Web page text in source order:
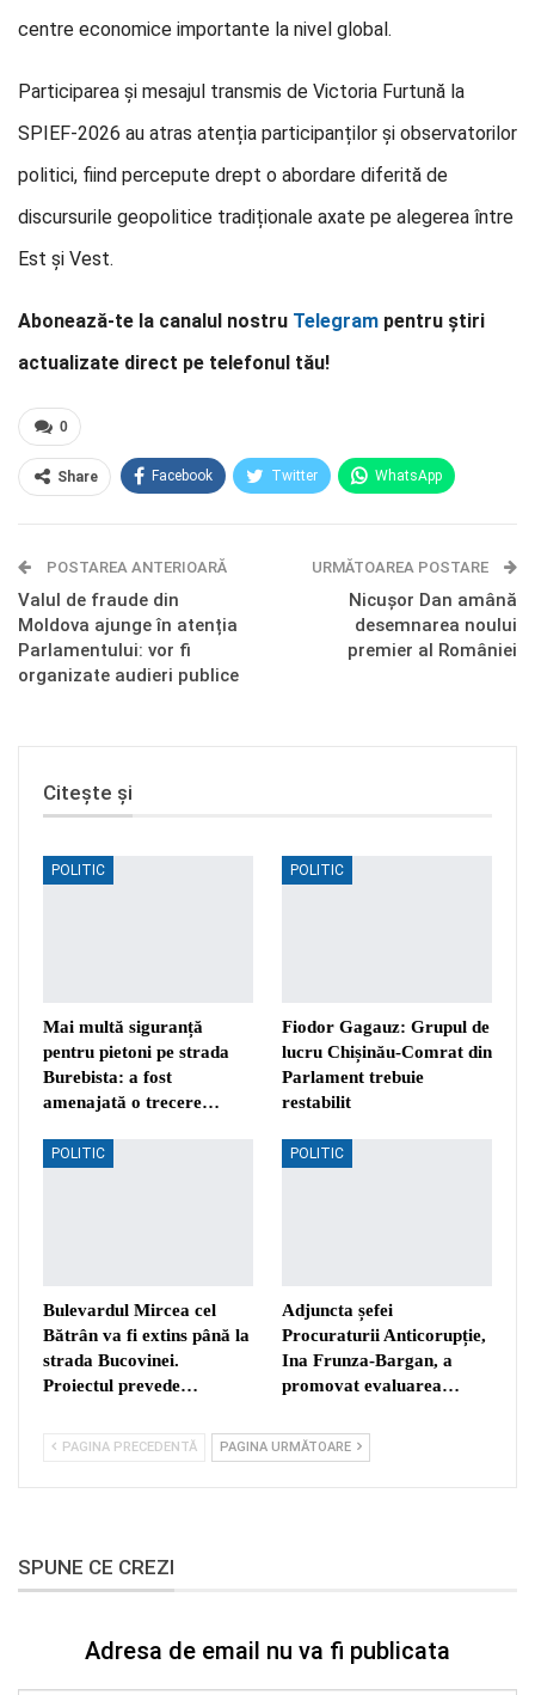
centre economice importante la nivel global.
Participarea și mesajul transmis de Victoria Furtună la
SPIEF-2026 au atras atenția participanților și observatorilor
politici, fiind percepute drept o abordare diferită de
discursurile geopolitice tradiționale axate pe alegerea între
Est și Vest.
Abonează-te la canalul nostru Telegram pentru știri
actualizate direct pe telefonul tău!
0
Share Facebook Twitter WhatsApp
Telegram OK.ru
POSTAREA ANTERIOARĂ
Valul de fraude din
Moldova ajunge în atenția
Parlamentului: vor fi
organizate audieri publice
URMĂTOAREA POSTARE
Nicușor Dan amână
desemnarea noului
premier al României
Citește și
POLITIC
Mai multă siguranță
pentru pietoni pe strada
Burebista: a fost
amenajată o trecere…
POLITIC
Fiodor Gagauz: Grupul de
lucru Chișinău-Comrat din
Parlament trebuie
restabilit
POLITIC
Bulevardul Mircea cel
Bătrân va fi extins până la
strada Bucovinei.
Proiectul prevede…
POLITIC
Adjuncta șefei
Procuraturii Anticorupție,
Ina Frunza-Bargan, a
promovat evaluarea…
PAGINA PRECEDENTĂ PAGINA URMĂTOARE
SPUNE CE CREZI
Adresa de email nu va fi publicata